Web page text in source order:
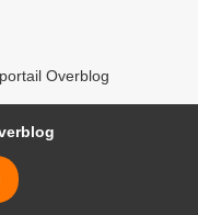
Overblog